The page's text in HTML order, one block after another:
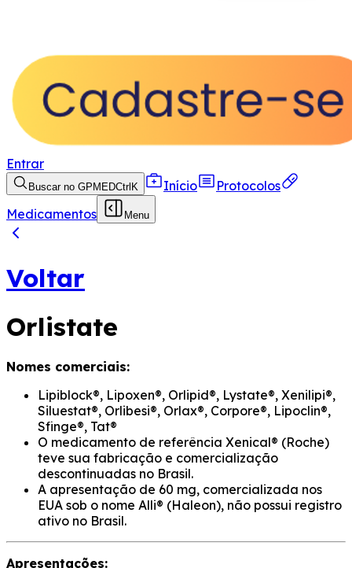
Entrar
Buscar no GPMEDCtrl K Início
Protocolos
Medicamentos
Menu
Voltar
Orlistate
Nomes comerciais:
Lipiblock®, Lipoxen®, Orlipid®, Lystate®, Xenilipi®,
Siluestat®, Orlibesi®, Orlax®, Corpore®, Lipoclin®,
Sfinge®, Tat®
O medicamento de referência Xenical® (Roche)
teve sua fabricação e comercialização
descontinuadas no Brasil.
A apresentação de 60 mg, comercializada nos
EUA sob o nome Alli® (Haleon), não possui registro
ativo no Brasil.
Apresentações: